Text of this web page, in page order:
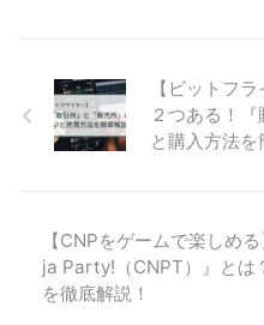
【ビットフ
２つある！
と購入方法を
【CNPをゲームで楽しめ
ja Party!（CNPT）』とは
を徹底解説！